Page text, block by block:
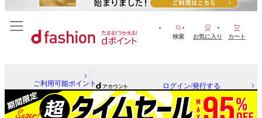
検索 お気に入り カート
ご利用可能ポイント ログイン/発行する